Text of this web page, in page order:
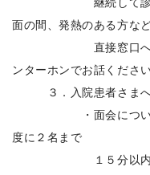
面の間、発熱のある方など
直接窓口へ来られ
ンターホンでお話ください
３．入院患者さまへ
・面会については
度に２名まで
１５分以内を可